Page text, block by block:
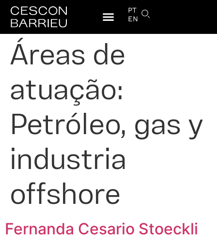
PT
EN
Áreas de
atuação:
Petróleo, gas y
industria
offshore
Fernanda Cesario Stoeckli